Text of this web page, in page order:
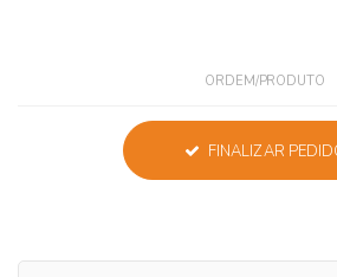
ORDEM/PRODUTO
FINALIZAR